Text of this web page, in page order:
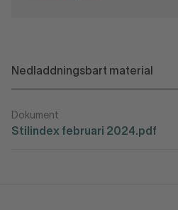
Nedladdningsbart material
Dokument
Stilindex februari 2024.pdf